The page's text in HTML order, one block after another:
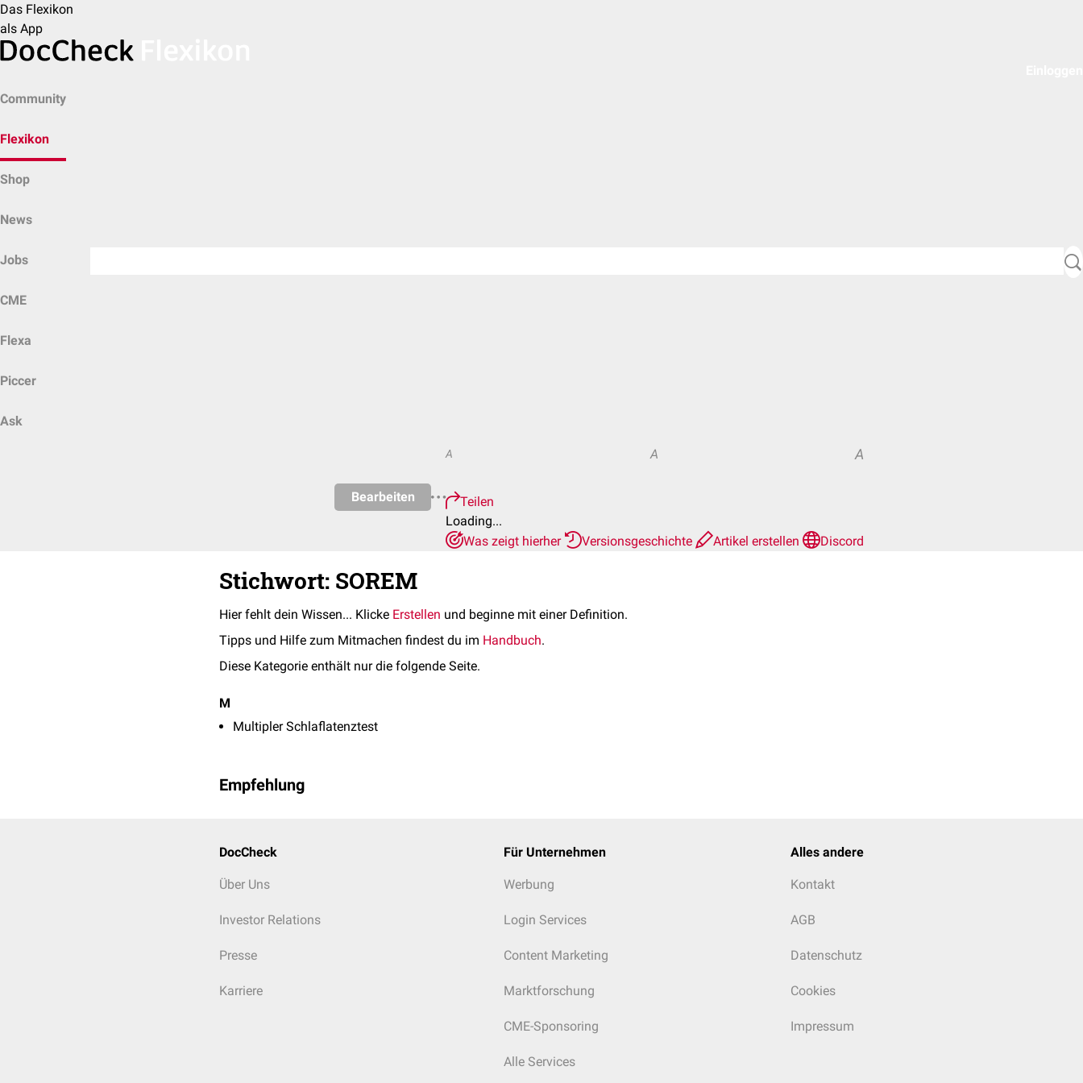
Das Flexikon
als App
Community
Flexikon
Shop
News
Jobs
CME
Flexa
Piccer
Ask
Bearbeiten
A A A
Teilen
Loading...
Was zeigt hierher
Versionsgeschichte Artikel erstellen Discord
Stichwort: SOREM
Hier fehlt dein Wissen... Klicke Erstellen und beginne mit einer Definition.
Tipps und Hilfe zum Mitmachen findest du im Handbuch.
Diese Kategorie enthält nur die folgende Seite.
M
Multipler Schlaflatenztest
Empfehlung
DocCheck
Über Uns
Investor Relations
Presse
Karriere
Für Unternehmen
Werbung
Login Services
Content Marketing
Marktforschung
CME-Sponsoring
Alle Services
Alles andere
Kontakt
AGB
Datenschutz
Cookies
Impressum